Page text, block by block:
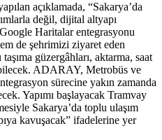
açıklamada, “Sakarya’da
değil, dijital altyapı
Haritalar entegrasyonu
de şehrimizi ziyaret eden
güzergâhları, aktarma, saat
ADARAY, Metrobüs ve
sürecine yakın zamanda
Yapımı başlayacak Tramvay
Sakarya’da toplu ulaşım
kavuşacak” ifadelerine yer